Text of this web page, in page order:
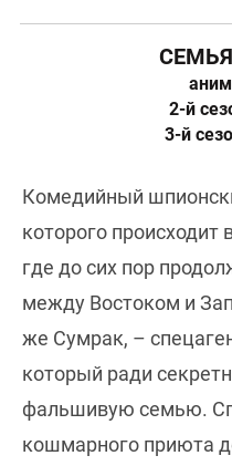
2-й
3-й
Комедийный
которого происходит
где до сих пор
между Востоком и
же Сумрак, –
который ради
фальшивую семью.
кошмарного приюта